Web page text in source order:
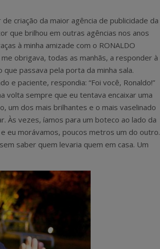
criação da maior agência de publicidade da
que brilhou em outras agências nos anos
à minha amizade com o RONALDO
obrigava, todas as manhãs, a responder à
passava pela porta da minha sala.
e paciente, respondia: “Foi você, Ronaldo!”
volta sempre que eu tentava encaixar uma
um dos mais brilhantes e o mais vaselinado
Às vezes, íamos para um boteco ao lado da
eu morávamos, poucos metros um do outro.
saber quem levaria quem em casa. Um